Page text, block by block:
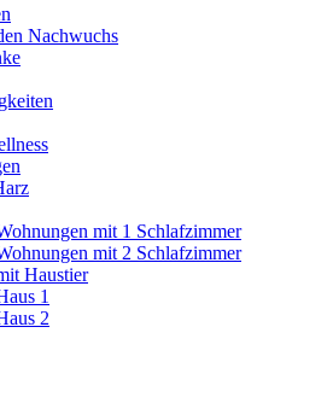
Nachwuchs
mit 1 Schlafzimmer
mit 2 Schlafzimmer
Haustier
1
2